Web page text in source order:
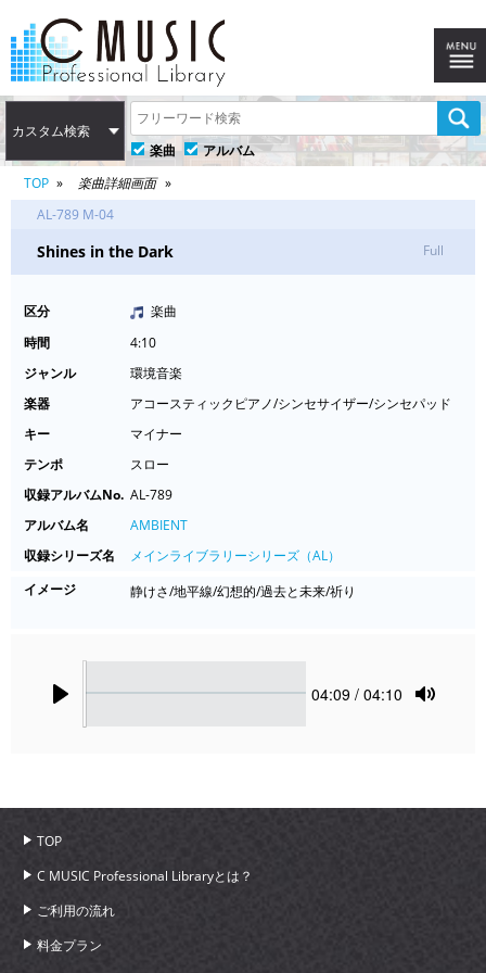
カスタム検索
楽曲
アルバム
TOP
楽曲詳細画面
AL-789 M-04
Shines in the Dark Full
区分
楽曲
時間
4:10
ジャンル
環境音楽
楽器
アコースティックピアノ/シンセサイザー/シンセパッド
キー
マイナー
テンポ
スロー
収録アルバムNo. AL-789
アルバム名
AMBIENT
収録シリーズ名
メインライブラリーシリーズ（AL）
イメージ
静けさ/地平線/幻想的/過去と未来/祈り
Current
04:09 / 04:10
TOP
C MUSIC Professional Libraryとは？
ご利用の流れ
料金プラン